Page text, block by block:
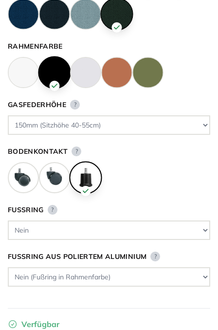
RAHMENFARBE
GASFEDERHÖHE ?
BODENKONTAKT ?
FUSSRING ?
FUSSRING AUS POLIERTEM ALUMINIUM ?
Verfügbar